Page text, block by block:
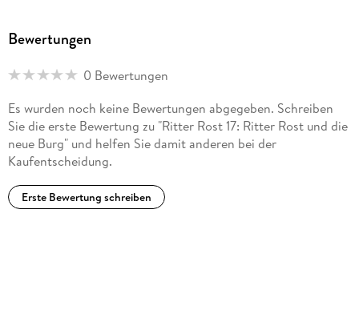
Ringelnatz verwandt.
Felix Janosa komponiert bereits seit seinem zwölften
Musiklehrer in die Schule, sondern wurde Kabarettist, Jazz-
Pianist, Produzent und Buchautor. Neben seinen zahlreichen
musikpädagogischen Veröffentlichungen und den Ritter Rost
Musicals (mit Jörg Hilbert) schrieb er für die
unterschiedlichsten musikalischen Besetzungen und
produzierte andere Blues-, Rock- und Jazzkünstler. Felix
Bewertungen
0 Bewertungen
Es wurden noch keine Bewertungen abgegeben. Schreiben
Sie die erste Bewertung zu "Ritter Rost 17: Ritter Rost und die
neue Burg" und helfen Sie damit anderen bei der
Kaufentscheidung.
Erste Bewertung schreiben